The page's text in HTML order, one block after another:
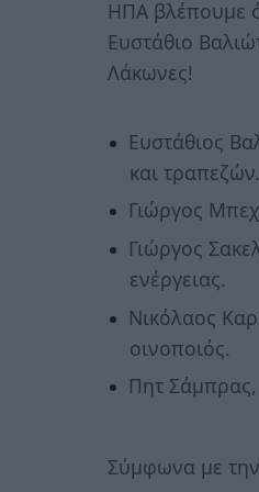
ΗΠΑ βλέπουμε
Ευστάθιο
Λάκωνες!
Ευστάθιος
και τραπεζών.
Γιώργος
Γιώργος
ενέργειας.
Νικόλαος
oινοποιός.
Πητ Σάμπρας,
Σύμφωνα με την